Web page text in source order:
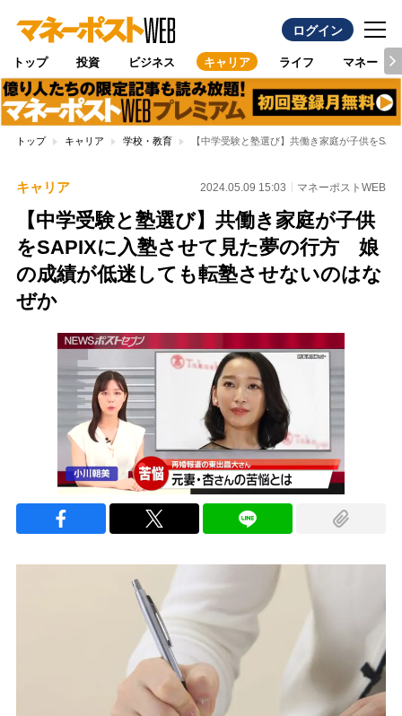
ログイン
トップ 投資 ビジネス キャリア ライフ マネー
トップ キャリア 学校・教育 【中学受験と塾選び】共働き家庭が子供を
キャリア 2024.05.09 15:03 マネーポストWEB
【中学受験と塾選び】共働き家庭が子供
をSAPIXに入塾させて見た夢の行方 娘
の成績が低迷しても転塾させないのはな
ぜか